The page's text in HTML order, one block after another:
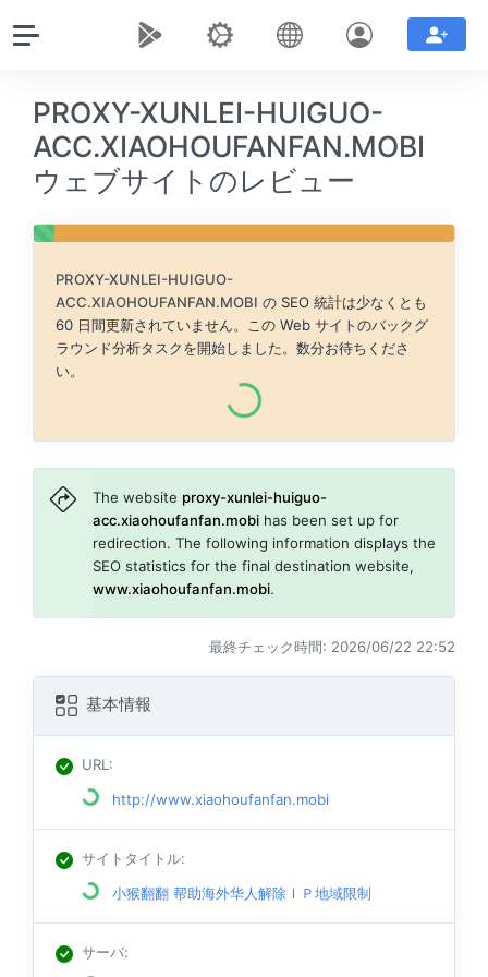
PROXY-XUNLEI-HUIGUO-
ACC.XIAOHOUFANFAN.MOBI
ウェブサイトのレビュー
PROXY-XUNLEI-HUIGUO-
ACC.XIAOHOUFANFAN.MOBI の SEO 統計は少なくとも
60 日間更新されていません。この Web サイトのバックグ
ラウンド分析タスクを開始しました。数分お待ちくださ
い。
The website proxy-xunlei-huiguo-
acc.xiaohoufanfan.mobi has been set up for
redirection. The following information displays the
SEO statistics for the final destination website,
www.xiaohoufanfan.mobi.
最終チェック時間: 2026/06/22 22:52
基本情報
URL :
http://www.xiaohoufanfan.mobi
サイトタイトル:
小猴翻翻 帮助海外华人解除ＩＰ地域限制
サーバ: